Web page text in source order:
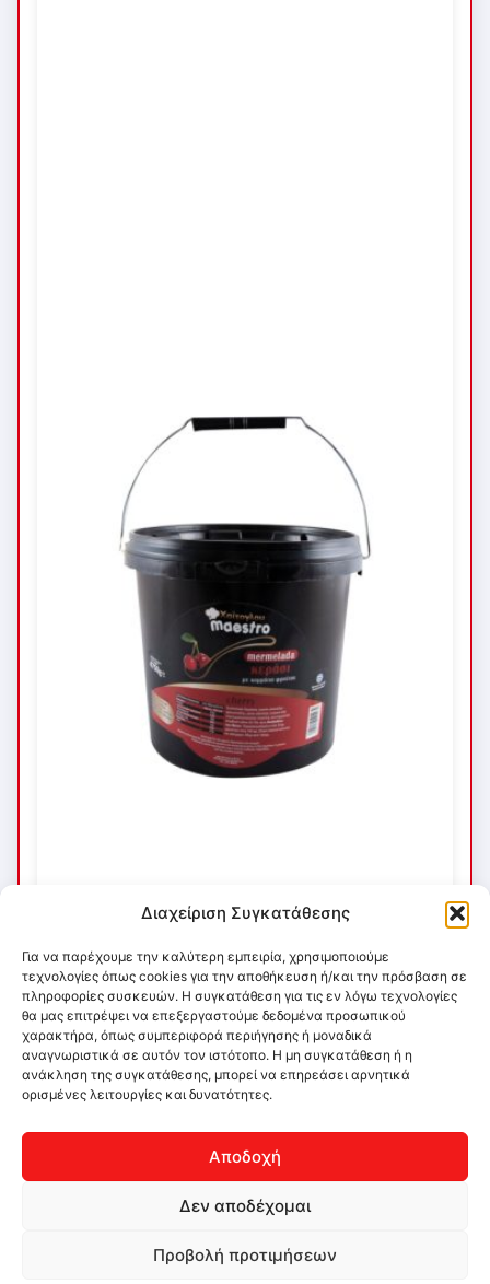
Διαχείριση Συγκατάθεσης
Για να παρέχουμε την καλύτερη εμπειρία, χρησιμοποιούμε
τεχνολογίες όπως cookies για την αποθήκευση ή/και την πρόσβαση σε
πληροφορίες συσκευών. Η συγκατάθεση για τις εν λόγω τεχνολογίες
θα μας επιτρέψει να επεξεργαστούμε δεδομένα προσωπικού
χαρακτήρα, όπως συμπεριφορά περιήγησης ή μοναδικά
αναγνωριστικά σε αυτόν τον ιστότοπο. Η μη συγκατάθεση ή η
ανάκληση της συγκατάθεσης, μπορεί να επηρεάσει αρνητικά
ορισμένες λειτουργίες και δυνατότητες.
Αποδοχή
Δεν αποδέχομαι
Προβολή προτιμήσεων